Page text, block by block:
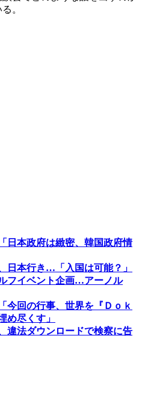
。
日本政府は緻密、韓国政府情
日本行き…「入国は可能？」
フイベント企画…アーノル
今回の行事、世界を『Ｄｏｋ
め尽くす」
違法ダウンロードで検察に告